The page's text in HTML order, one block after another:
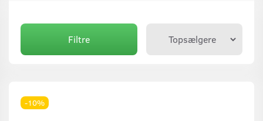
Filtre
-10%